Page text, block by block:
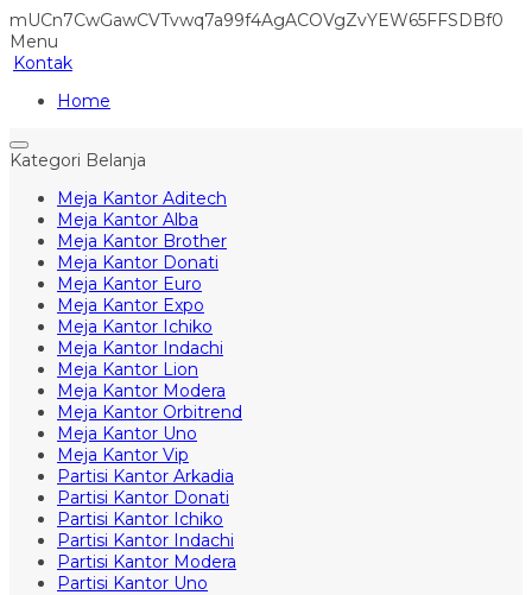
mUCn7CwGawCVTvwq7a99f4AgACOVgZvYEW65FFSDBf0
Menu
Kontak
Home
Kategori Belanja
Meja Kantor Aditech
Meja Kantor Alba
Meja Kantor Brother
Meja Kantor Donati
Meja Kantor Euro
Meja Kantor Expo
Meja Kantor Ichiko
Meja Kantor Indachi
Meja Kantor Lion
Meja Kantor Modera
Meja Kantor Orbitrend
Meja Kantor Uno
Meja Kantor Vip
Partisi Kantor Arkadia
Partisi Kantor Donati
Partisi Kantor Ichiko
Partisi Kantor Indachi
Partisi Kantor Modera
Partisi Kantor Uno